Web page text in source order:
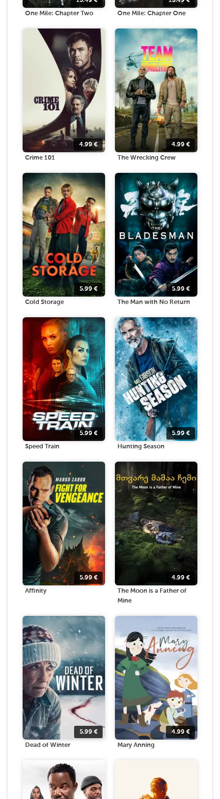
One Mile: Chapter Two One Mile: Chapter One
4.99€
Crime 101
4.99 €
The Wrecking Crew
5.99 €
Cold Storage
5.99 €
The Man with No Return
5.99 €
Speed Train
5.99 €
Hunting Season
5.99 €
Affinity
4.99 €
The Moon is a Father of
Mine
5.99 €
Dead of Winter
4.99 €
Mary Anning